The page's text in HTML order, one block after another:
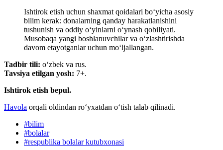
Ishtirok etish uchun shaxmat qoidalari boʻyicha asosiy
bilim kerak: donalarning qanday harakatlanishini
tushunish va oddiy oʻyinlarni oʻynash qobiliyati.
Musobaqa yangi boshlanuvchilar va oʻzlashtirishda
davom etayotganlar uchun moʻljallangan.
Tadbir tili: oʻzbek va rus.
Tavsiya etilgan yosh: 7+.
Ishtirok etish bepul.
Havola orqali oldindan roʻyxatdan oʻtish talab qilinadi.
#bilim
#bolalar
#respublika bolalar kutubxonasi